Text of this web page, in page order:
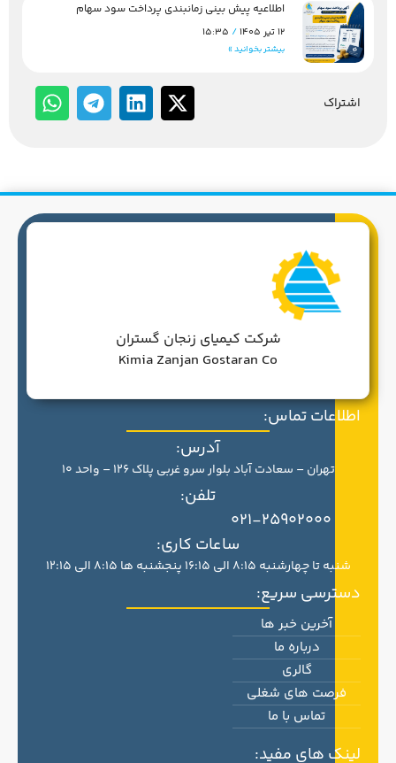
اشتراک
اطلاعیه پیش بینی زمانبندی پرداخت سود سهام
12 تیر 1405
بیشتر بخوانید »
اطلاعات تماس:
آدرس:
تهران – سعادت آباد بلوار سرو غربی پلاک 126 – واحد 10
تلفن:
021-25902000
ساعات کاری:
شنبه تا چهارشنبه 8:15 الی 16:15 پنجشنبه ها 8:15 الی 12:15
دسترسی سریع:
آخرین خبر ها
درباره ما
گالری
فرصت های شغلی
تماس با ما
لینک های مفید:
شرکت کیمیای زنجان گستران
Kimia Zanjan Gostaran Co